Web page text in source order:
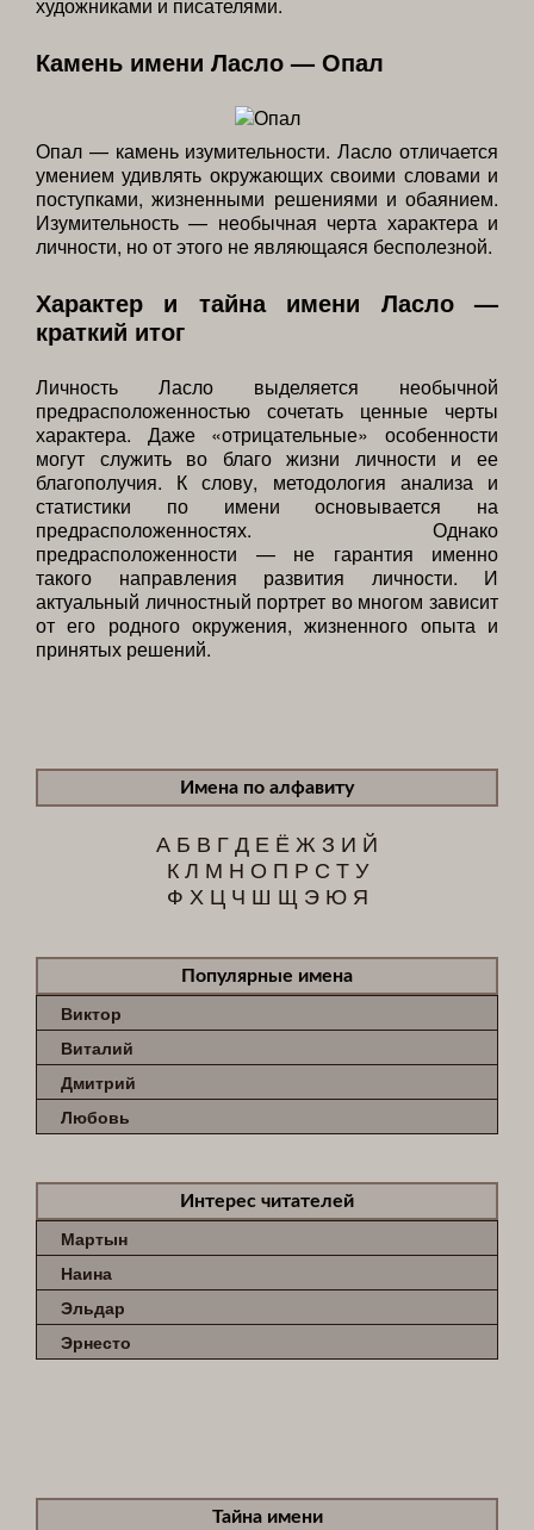
Камень имени Ласло — Опал
Опал — камень изумительности. Ласло отличается
умением удивлять окружающих своими словами и
поступками, жизненными решениями и обаянием.
Изумительность — необычная черта характера и
личности, но от этого не являющаяся бесполезной.
Характер и тайна имени Ласло —
краткий итог
Личность Ласло выделяется необычной
предрасположенностью сочетать ценные черты
характера. Даже «отрицательные» особенности
могут служить во благо жизни личности и ее
благополучия. К слову, методология анализа и
статистики по имени основывается на
предрасположенностях. Однако
предрасположенности — не гарантия именно
такого направления развития личности. И
актуальный личностный портрет во многом зависит
от его родного окружения, жизненного опыта и
принятых решений.
Имена по алфавиту
А Б В ГД Е Ё Ж З И Й
К Л М Н О П Р С Т У
Ф Х Ц Ч Ш Щ Э Ю Я
Популярные имена
Виктор
Виталий
Дмитрий
Любовь
Интерес читателей
Мартын
Наина
Эльдар
Эрнесто
Тайна имени